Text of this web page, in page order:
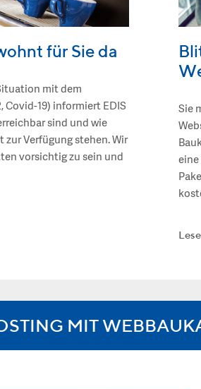
für Sie da
mit dem
Covid-19) informiert EDIS
sind und wie
Verfügung stehen. Wir
vorsichtig zu sein und
Sie
eine
MIT